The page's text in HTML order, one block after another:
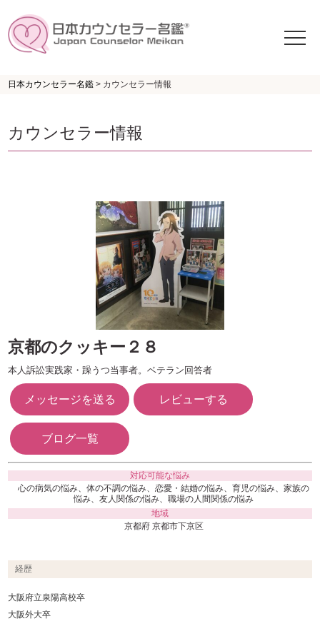
日本カウンセラー名鑑 > カウンセラー情報
カウンセラー情報
京都のクッキー２８
本人訴訟実践家・躁うつ当事者。ベテラン回答者
メッセージを送る レビューする
ブログ一覧
対応可能な悩み
心の病気の悩み、体の不調の悩み、恋愛・結婚の悩み、育児の悩み、家族の
悩み、友人関係の悩み、職場の人間関係の悩み
地域
京都府 京都市下京区
経歴
大阪府立泉陽高校卒
大阪外大卒